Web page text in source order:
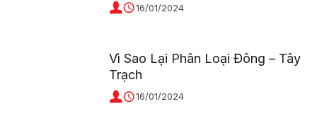
16/01/2024
Vì Sao Lại Phân Loại Đông – Tây
Trạch
16/01/2024